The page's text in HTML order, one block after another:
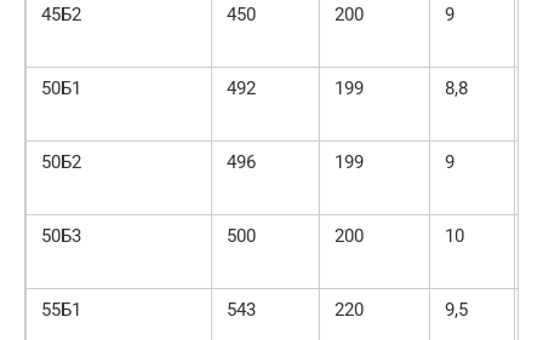
45Б2 450 200 9
50Б1 492 199 8,8
50Б2 496 199 9
50Б3 500 200 10
55Б1 543 220 9,5